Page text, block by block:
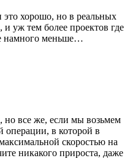
хорошо, но в реальных
уж тем более проектов где
намного меньше…
но все же, если мы возьмем
операции, в которой в
скоростью на
никакого прироста, даже